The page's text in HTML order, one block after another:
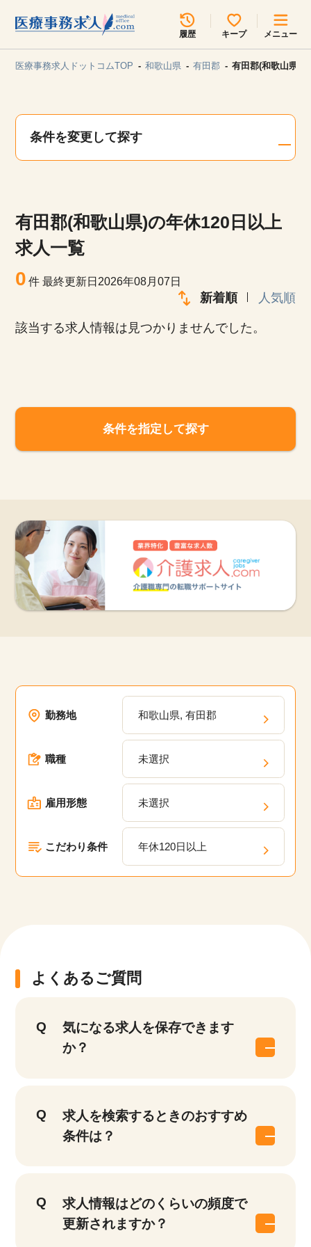
履歴 キープ メニュー
見学会・イベント情報
サイトの使い方
就職サポート
医療事務求人ドットコムTOP 和歌山県 有田郡 有田郡(和歌山県)
条件を変更して探す
有田郡(和歌山県)の年休120日以上
求人一覧
0 件最終更新日2026年08月07日
新着順 人気順
該当する求人情報は見つかりませんでした。
条件を指定して探す
勤務地 和歌山県, 有田郡
職種 未選択
雇用形態 未選択
こだわり条件 年休120日以上
よくあるご質問
気になる求人を保存できます
か？
求人を検索するときのおすすめ
条件は？
求人情報はどのくらいの頻度で
更新されますか？
所在地のエリアを選択してください
各支店担当よりご連絡させていただきます。
関東
甲信越・北陸 中国・四国
九州・沖縄